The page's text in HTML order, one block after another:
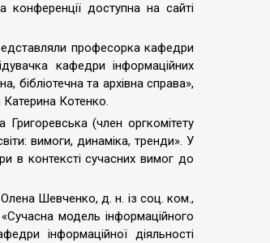
конференції доступна на сайті
професорка кафедри
кафедри інформаційних
бібліотечна та архівна справа»,
Катерина Котенко.
Григоревська (член оргкомітету
вимоги, динаміка, тренди». У
в контексті сучасних вимог до
Олена Шевченко, д. н. із соц. ком.,
модель інформаційного
інформаційної діяльності